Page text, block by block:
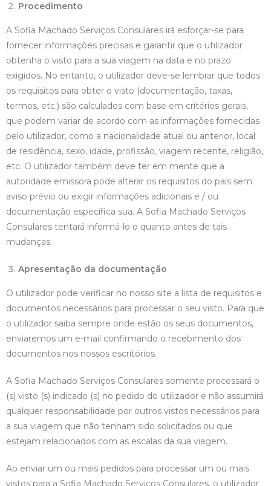
Procedimento
A Sofia Machado Serviços Consulares irá esforçar-se para
fornecer informações precisas e garantir que o utilizador
obtenha o visto para a sua viagem na data e no prazo
exigidos. No entanto, o utilizador deve-se lembrar que todos
os requisitos para obter o visto (documentação, taxas,
termos, etc.) são calculados com base em critérios gerais,
que podem variar de acordo com as informações fornecidas
pelo utilizador, como a nacionalidade atual ou anterior, local
de residência, sexo, idade, profissão, viagem recente, religião,
etc. O utilizador também deve ter em mente que a
autoridade emissora pode alterar os requisitos do país sem
aviso prévio ou exigir informações adicionais e / ou
documentação específica sua. A Sofia Machado Serviços
Consulares tentará informá-lo o quanto antes de tais
mudanças.
Apresentação da documentação
O utilizador pode verificar no nosso site a lista de requisitos e
documentos necessários para processar o seu visto. Para que
o utilizador saiba sempre onde estão os seus documentos,
enviaremos um e-mail confirmando o recebimento dos
documentos nos nossos escritórios.
A Sofia Machado Serviços Consulares somente processará o
(s) visto (s) indicado (s) no pedido do utilizador e não assumirá
qualquer responsabilidade por outros vistos necessários para
a sua viagem que não tenham sido solicitados ou que
estejam relacionados com as escalas da sua viagem.
Ao enviar um ou mais pedidos para processar um ou mais
vistos para a Sofia Machado Serviços Consulares, o utilizador